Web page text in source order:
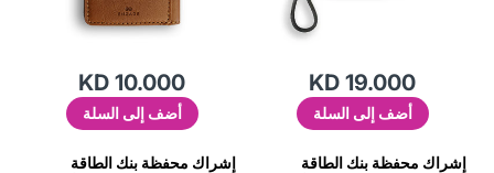
KD 19.000
أضف إلى السلة
KD 10.000
أضف إلى السلة
إشراك محفظة بنك الطاقة
إشراك محفظة بنك الطاقة